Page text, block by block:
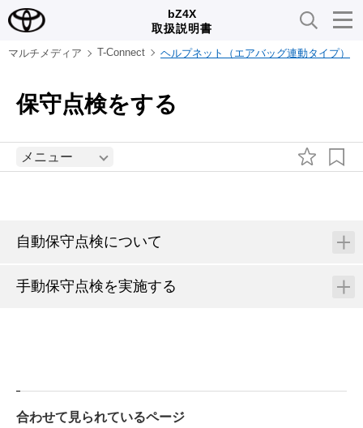
bZ4X
取扱説明書
マルチメディア T-Connect ヘルプネット（エアバッグ連動タイプ）
保守点検をする
メニュー
自動保守点検について
手動保守点検を実施する
合わせて見られているページ